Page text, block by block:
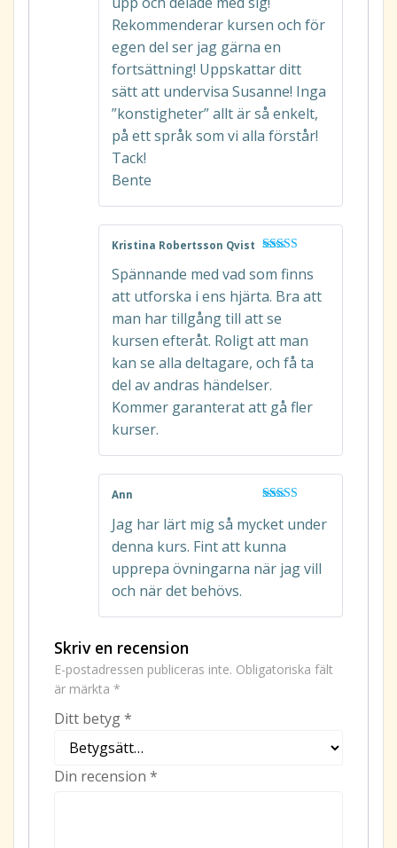
Rekommenderar kursen och för
egen del ser jag gärna en
fortsättning! Uppskattar ditt
sätt att undervisa Susanne! Inga
”konstigheter” allt är så enkelt,
på ett språk som vi alla förstår!
Tack!
Bente
av 5
Kristina Robertsson Qvist
Spännande med vad som finns
att utforska i ens hjärta. Bra att
man har tillgång till att se
kursen efteråt. Roligt att man
kan se alla deltagare, och få ta
del av andras händelser.
Kommer garanterat att gå fler
kurser.
av 5
Ann
Jag har lärt mig så mycket under
denna kurs. Fint att kunna
upprepa övningarna när jag vill
och när det behövs.
Skriv en recension
E-postadressen publiceras inte. Obligatoriska fält
är märkta *
Ditt betyg*
Din recension *